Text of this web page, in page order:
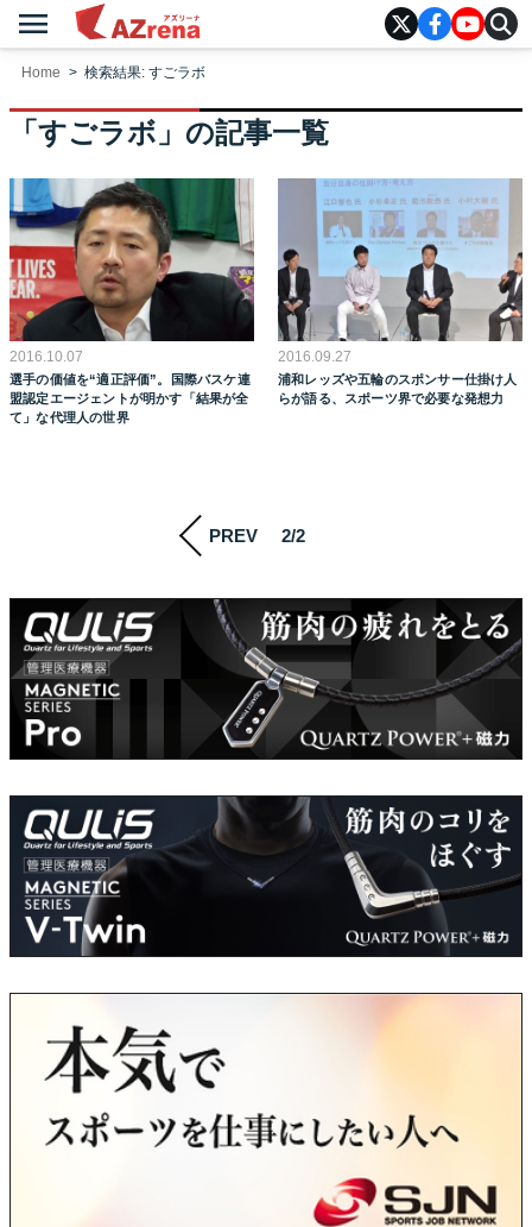
menu
Home 検索結果: すごラボ
「すごラボ」 の記事一覧
2016.10.07
選手の価値を“適正評価”。国際バスケ連
盟認定エージェントが明かす「結果が全
て」な代理人の世界
2016.09.27
浦和レッズや五輪のスポンサー仕掛け人
らが語る、スポーツ界で必要な発想力
PREV 2/2